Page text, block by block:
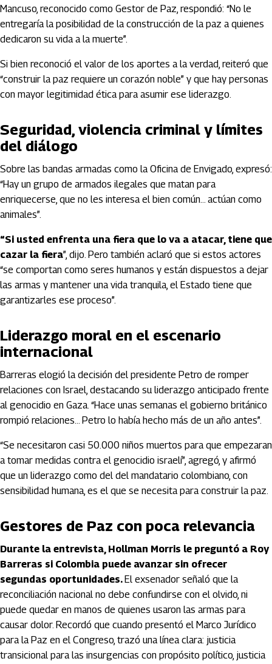
Mancuso, reconocido como Gestor de Paz, respondió: “No le
entregaría la posibilidad de la construcción de la paz a quienes
dedicaron su vida a la muerte”.
Si bien reconoció el valor de los aportes a la verdad, reiteró que
“construir la paz requiere un corazón noble” y que hay personas
con mayor legitimidad ética para asumir ese liderazgo.
Seguridad, violencia criminal y límites
del diálogo
Sobre las bandas armadas como la Oficina de Envigado, expresó:
“Hay un grupo de armados ilegales que matan para
enriquecerse, que no les interesa el bien común… actúan como
animales”.
“Si usted enfrenta una fiera que lo va a atacar, tiene que
cazar la fiera”, dijo. Pero también aclaró que si estos actores
“se comportan como seres humanos y están dispuestos a dejar
las armas y mantener una vida tranquila, el Estado tiene que
garantizarles ese proceso”.
Liderazgo moral en el escenario
internacional
Barreras elogió la decisión del presidente Petro de romper
relaciones con Israel, destacando su liderazgo anticipado frente
al genocidio en Gaza. “Hace unas semanas el gobierno británico
rompió relaciones… Petro lo había hecho más de un año antes”.
“Se necesitaron casi 50.000 niños muertos para que empezaran
a tomar medidas contra el genocidio israelí”, agregó, y afirmó
que un liderazgo como del del mandatario colombiano, con
sensibilidad humana, es el que se necesita para construir la paz.
Gestores de Paz con poca relevancia
Durante la entrevista, Hollman Morris le preguntó a Roy
Barreras si Colombia puede avanzar sin ofrecer
segundas oportunidades.El exsenador señaló que la
reconciliación nacional no debe confundirse con el olvido, ni
puede quedar en manos de quienes usaron las armas para
causar dolor. Recordó que cuando presentó el Marco Jurídico
para la Paz en el Congreso, trazó una línea clara: justicia
transicional para las insurgencias con propósito político, justicia